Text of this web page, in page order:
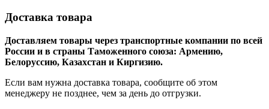
Доставка товара
Доставляем товары через транспортные компании по всей
России и в страны Таможенного союза: Армению,
Белоруссию, Казахстан и Киргизию.
Если вам нужна доставка товара, сообщите об этом
менеджеру не позднее, чем за день до отгрузки.